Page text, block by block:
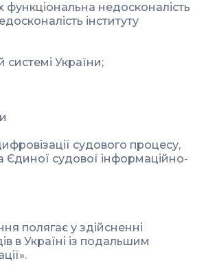
функціональна недосконалість
інституту
системі України;
судового процесу,
судової інформаційно-
полягає у здійсненні
в Україні із подальшим